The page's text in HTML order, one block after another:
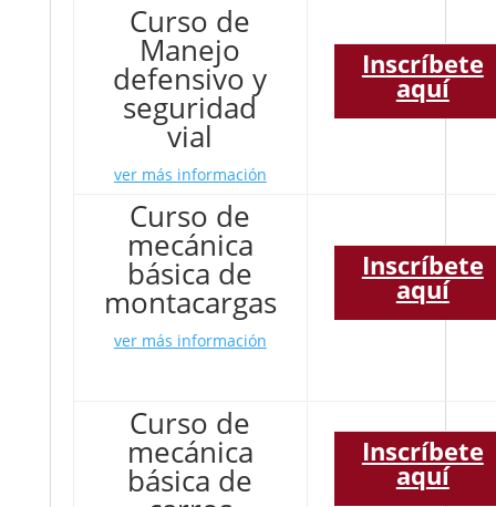
Curso de
Manejo
defensivo y
seguridad
vial
ver más información
Inscríbete
aquí
Curso de
mecánica
básica de
montacargas
ver más información
Inscríbete
aquí
Curso de
mecánica
básica de
Inscríbete
aquí